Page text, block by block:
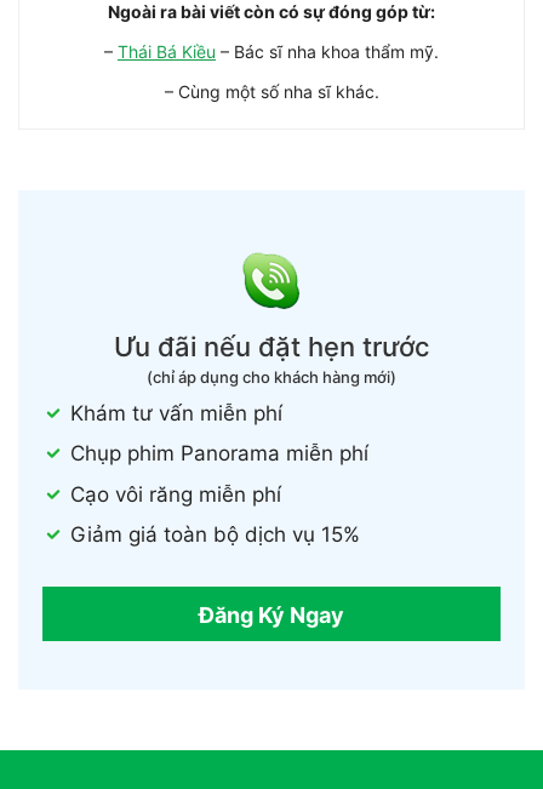
Ngoài ra bài viết còn có sự đóng góp từ:
– Thái Bá Kiều – Bác sĩ nha khoa thẩm mỹ.
– Cùng một số nha sĩ khác.
Ưu đãi nếu đặt hẹn trước
(chỉ áp dụng cho khách hàng mới)
Khám tư vấn miễn phí
Chụp phim Panorama miễn phí
Cạo vôi răng miễn phí
Giảm giá toàn bộ dịch vụ 15%
Đăng Ký Ngay